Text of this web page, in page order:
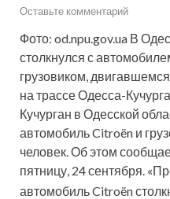
Оставьте комментарий
Фото: od.npu.gov.ua В
столкнулся с
грузовиком,
на трассе Одесса-
Кучурган в Одесской
автомобиль Citroën и
человек. Об этом
пятницу, 24 сентября.
автомобиль Citroën